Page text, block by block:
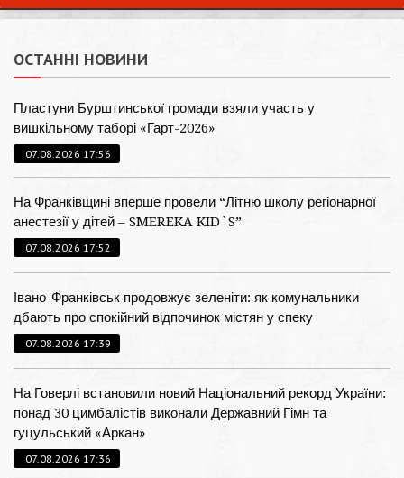
ОСТАННІ НОВИНИ
Пластуни Бурштинської громади взяли участь у
вишкільному таборі «Гарт-2026»
07.08.2026 17:56
На Франківщині вперше провели “Літню школу регіонарної
анестезії у дітей – SMEREKA KID`S”
07.08.2026 17:52
Івано-Франківськ продовжує зеленіти: як комунальники
дбають про спокійний відпочинок містян у спеку
07.08.2026 17:39
На Говерлі встановили новий Національний рекорд України:
понад 30 цимбалістів виконали Державний Гімн та
гуцульський «Аркан»
07.08.2026 17:36